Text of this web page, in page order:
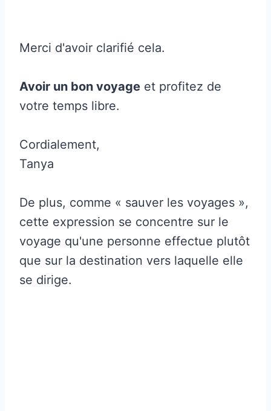
Merci d'avoir clarifié cela.
Avoir un bon voyage et profitez de
votre temps libre.
Cordialement,
Tanya
De plus, comme « sauver les voyages »,
cette expression se concentre sur le
voyage qu'une personne effectue plutôt
que sur la destination vers laquelle elle
se dirige.